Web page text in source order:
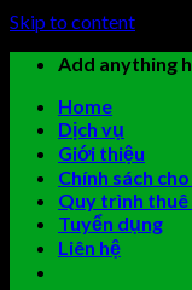
Skip to content
Add anything
Home
Dịch vụ
Giới thiệu
Chính sách
Quy trình thuê
Tuyển dụng
Liên hệ